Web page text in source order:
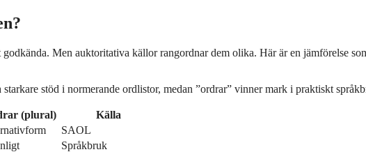
Men auktoritativa källor rangordnar dem olika. Här är en jämförelse
stöd i normerande ordlistor, medan ”ordrar” vinner mark i praktiskt
(plural)
Källa
SAOL
Språkbruk